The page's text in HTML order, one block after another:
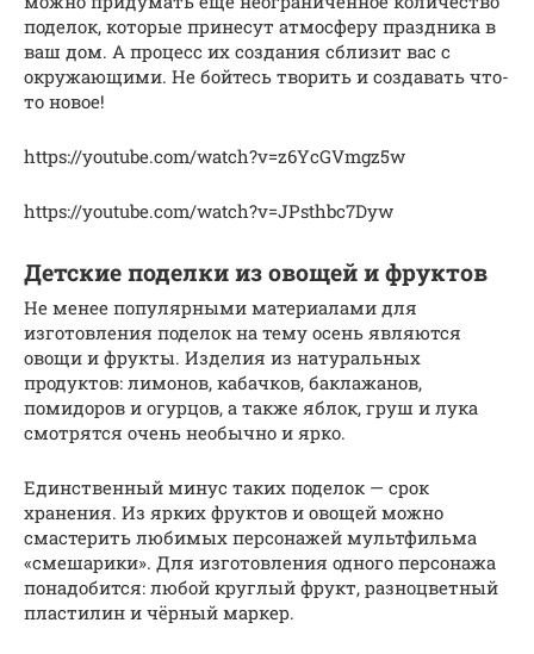
поделок, которые принесут атмосферу праздника в
ваш дом. А процесс их создания сблизит вас с
окружающими. Не бойтесь творить и создавать что-
то новое!
https://youtube.com/watch?v=z6YcGVmgz5w
https://youtube.com/watch?v=JPsthbc7Dyw
Детские поделки из овощей и фруктов
Не менее популярными материалами для
изготовления поделок на тему осень являются
овощи и фрукты. Изделия из натуральных
продуктов: лимонов, кабачков, баклажанов,
помидоров и огурцов, а также яблок, груш и лука
смотрятся очень необычно и ярко.
Единственный минус таких поделок — срок
хранения. Из ярких фруктов и овощей можно
смастерить любимых персонажей мультфильма
«смешарики». Для изготовления одного персонажа
понадобится: любой круглый фрукт, разноцветный
пластилин и чёрный маркер.